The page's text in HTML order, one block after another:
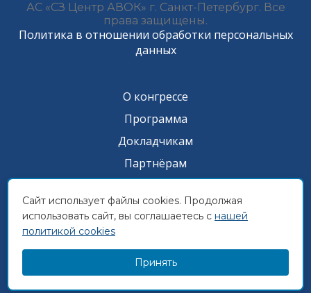
АС «СЗ Центр АВОК» г. Санкт-Петербург. Все
права защищены.
Политика в отношении обработки персональных
данных
О конгрессе
Программа
Докладчикам
Партнёрам
Архив
Видео и презентации
Сайт использует файлы cookies. Продолжая
использовать сайт, вы соглашаетесь с нашей
политикой cookies
Принять